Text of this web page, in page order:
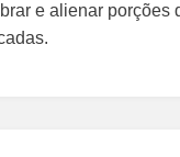
e alienar porções
edificadas.